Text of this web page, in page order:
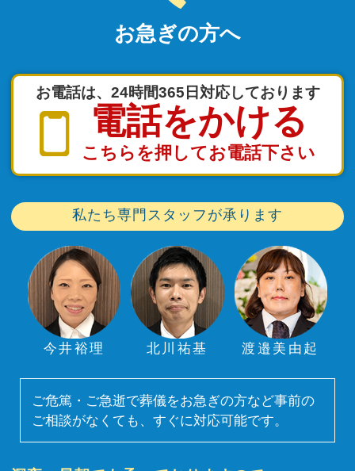
お急ぎの方へ
お電話は、24時間365日対応しております
電話をかける
こちらを押してお電話下さい
私たち専門スタッフが承ります
今井裕理 北川祐基 渡邉美由起
ご危篤・ご急逝で葬儀をお急ぎの方など事前の
ご相談がなくても、すぐに対応可能です。